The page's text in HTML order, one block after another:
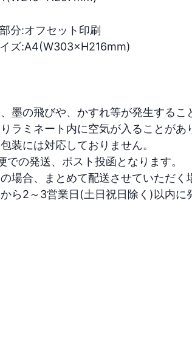
分:オフセット印刷
ズ:A4(W303×H216mm)
墨の飛びや、かすれ等が発生するこ
ラミネート内に空気が入ることが
装には対応しておりません。
での発送、ポスト投函となります。
場合、まとめて配送させていただく
ら2～3営業日(土日祝日除く)以内に